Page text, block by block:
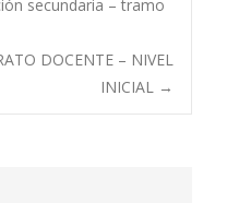
secundaria – tramo
DOCENTE – NIVEL
INICIAL →